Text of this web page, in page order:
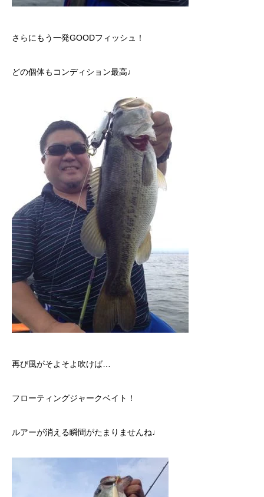
さらにもう一発GOODフィッシュ！
どの個体もコンディション最高♩
再び風がそよそよ吹けば…
フローティングジャークベイト！
ルアーが消える瞬間がたまりませんね♩